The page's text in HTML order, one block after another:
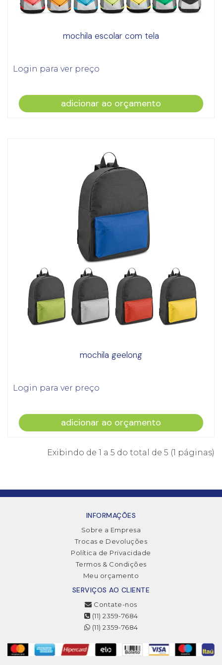
mochila escolar com tela
Login para ver preço
adicionar ao orçamento
mochila geelong
Login para ver preço
adicionar ao orçamento
Exibindo de 1 a 5 do total de 5 (1 páginas)
INFORMAÇÕES
Sobre a Empresa
Trocas e Devoluções
Política de Privacidade
Termos & Condições
Meu orçamento
SERVIÇOS AO CLIENTE
Contate-nos
(11) 2359-7684
(11) 2359-7684